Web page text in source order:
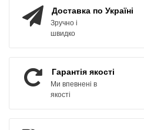
Доставка по Україні
Зручно і
швидко
Гарантія якості
Ми впевнені в
якості